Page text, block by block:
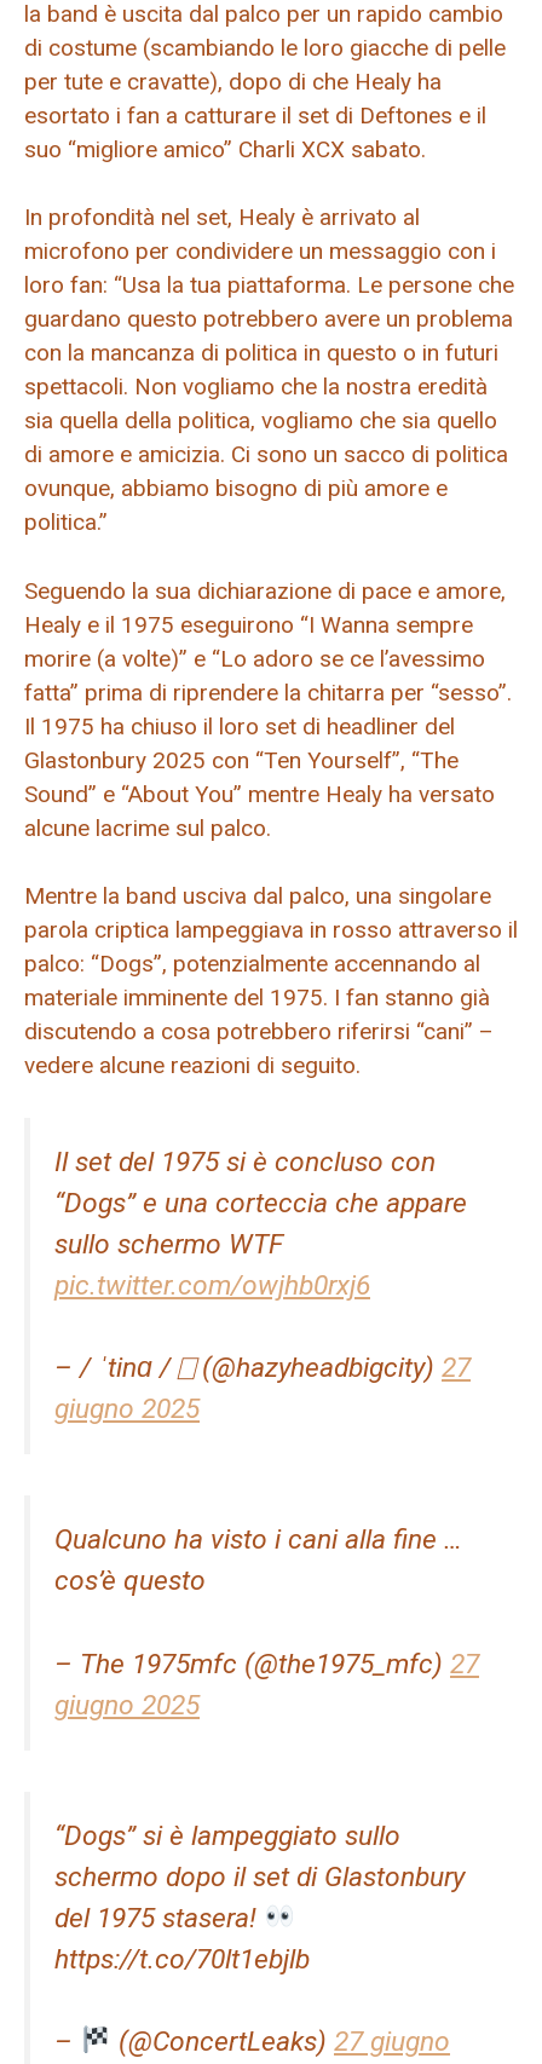
la band è uscita dal palco per un rapido cambio
di costume (scambiando le loro giacche di pelle
per tute e cravatte), dopo di che Healy ha
esortato i fan a catturare il set di Deftones e il
suo “migliore amico” Charli XCX sabato.
In profondità nel set, Healy è arrivato al
microfono per condividere un messaggio con i
loro fan: “Usa la tua piattaforma. Le persone che
guardano questo potrebbero avere un problema
con la mancanza di politica in questo o in futuri
spettacoli. Non vogliamo che la nostra eredità
sia quella della politica, vogliamo che sia quello
di amore e amicizia. Ci sono un sacco di politica
ovunque, abbiamo bisogno di più amore e
politica.”
Seguendo la sua dichiarazione di pace e amore,
Healy e il 1975 eseguirono “I Wanna sempre
morire (a volte)” e “Lo adoro se ce l’avessimo
fatta” prima di riprendere la chitarra per “sesso”.
Il 1975 ha chiuso il loro set di headliner del
Glastonbury 2025 con “Ten Yourself”, “The
Sound” e “About You” mentre Healy ha versato
alcune lacrime sul palco.
Mentre la band usciva dal palco, una singolare
parola criptica lampeggiava in rosso attraverso il
palco: “Dogs”, potenzialmente accennando al
materiale imminente del 1975. I fan stanno già
discutendo a cosa potrebbero riferirsi “cani” –
vedere alcune reazioni di seguito.
Il set del 1975 si è concluso con
“Dogs” e una corteccia che appare
sullo schermo WTF
pic.twitter.com/owjhb0rxj6
– / ˈtinɑ / ⎕ (@hazyheadbigcity) 27
giugno 2025
Qualcuno ha visto i cani alla fine …
cos’è questo
– The 1975mfc (@the1975_mfc) 27
giugno 2025
“Dogs” si è lampeggiato sullo
schermo dopo il set di Glastonbury
del 1975 stasera!
https://t.co/70lt1ebjlb
– (@ConcertLeaks) 27 giugno